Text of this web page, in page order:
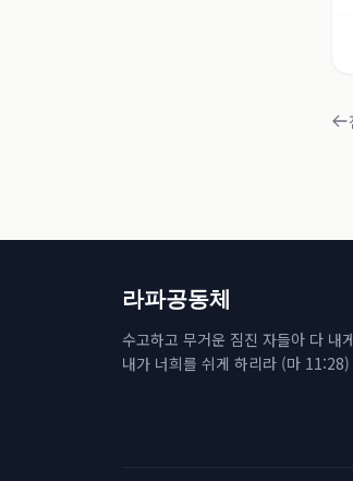
라파공동체
수고하고 무거운 짐진 자들아 다 내
내가 너희를 쉬게 하리라 (마 11:28)